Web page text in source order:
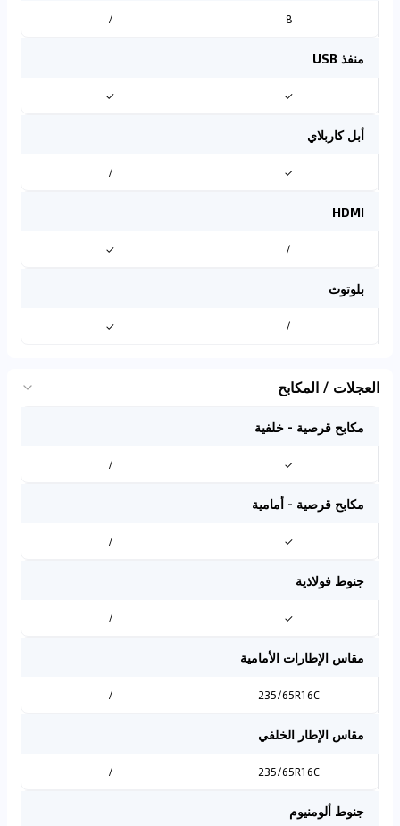
8
/
منفذ USB
✓
✓
أبل كاربلاي
✓
/
HDMI
/
✓
بلوتوث
/
✓
العجلات / المكابح
مكابح قرصية - خلفية
✓
/
مكابح قرصية - أمامية
✓
/
جنوط فولاذية
✓
/
مقاس الإطارات الأمامية
235/65R16C
/
مقاس الإطار الخلفي
235/65R16C
/
جنوط ألومنيوم